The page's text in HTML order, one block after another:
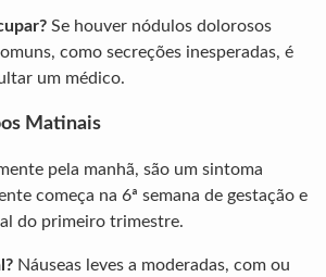
Se houver nódulos dolorosos
como secreções inesperadas, é
um médico.
Matinais
pela manhã, são um sintoma
começa na 6ª semana de gestação e
do primeiro trimestre.
Náuseas leves a moderadas, com ou